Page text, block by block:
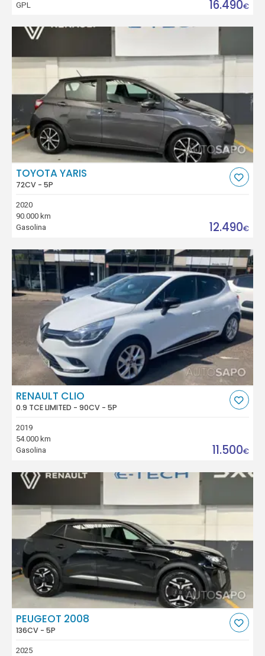
GPL 16.490€
TOYOTA YARIS
72CV - 5P
2020
90.000 km
Gasolina
12.490€
RENAULT CLIO
0.9 TCE LIMITED - 90CV - 5P
2019
54.000 km
Gasolina
11.500€
PEUGEOT 2008
136CV - 5P
2025